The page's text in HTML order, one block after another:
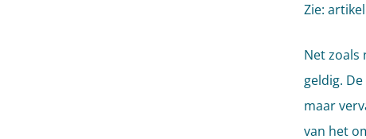
Zie:
Net zoals
geldig.
maar
van het